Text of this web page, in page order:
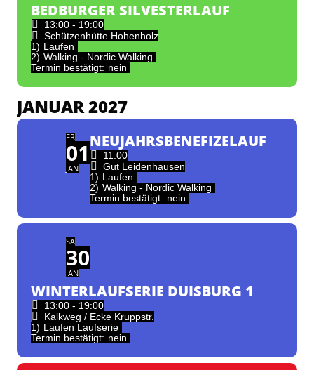
BEDBURGER SILVESTERLAUF
13:00 - 19:00
Schützenhütte Hohenholz
1) Laufen
2) Walking - Nordic Walking
Termin bestätigt: nein
JANUAR 2027
FR
01
JAN
NEUJAHRSBENEFIZELAUF
11:00
Gut Leidenhausen
1) Laufen
2) Walking - Nordic Walking
Termin bestätigt: nein
SA
30
JAN
WINTERLAUFSERIE DUISBURG 1
13:00 - 19:00
Kalkweg / Ecke Kruppstr.
1) Laufen Laufserie
Termin bestätigt: nein